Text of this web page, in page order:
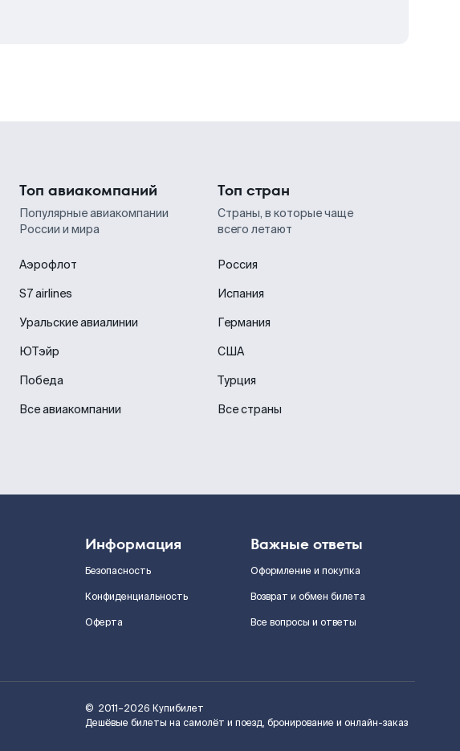
Топ авиакомпаний
Популярные авиакомпании
России и мира
Аэрофлот
S7 airlines
Уральские авиалинии
ЮТэйр
Победа
Все авиакомпании
Топ стран
Страны, в которые чаще
всего летают
Россия
Испания
Германия
США
Турция
Все страны
Информация
Безопасность
Конфиденциальность
Оферта
Важные ответы
Оформление и покупка
Возврат и обмен билета
Все вопросы и ответы
© 2011–2026 Купибилет
Дешёвые билеты на самолёт и поезд, бронирование и онлайн-заказ